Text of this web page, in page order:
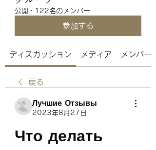
公開 · 122名のメンバー
参加する
ディスカッション メディア メンバー
戻る
Лучшие Отзывы
2023年8月27日
Что делать